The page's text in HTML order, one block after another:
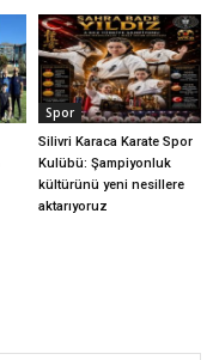
Spor
Silivri Karaca Karate Spor
Kulübü: Şampiyonluk
kültürünü yeni nesillere
aktarıyoruz